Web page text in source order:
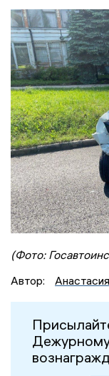
(Фото:
Автор: